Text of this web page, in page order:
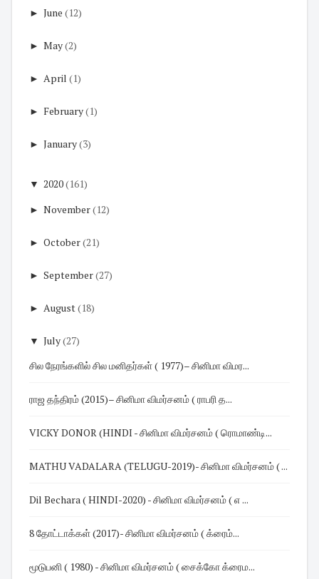
► June (12)
► May(2)
► April (1)
► February(1)
► January(3)
▼ 2020(161)
► November(12)
► October(21)
► September(27)
► August(18)
▼ July(27)
சில நேரங்களில் சில மனிதர்கள் ( 1977)– சினிமா விமர...
ராஜ தந்திரம் (2015)– சினிமா விமர்சனம் ( ராபரி த...
VICKY DONOR (HINDI - சினிமா விமர்சனம் ( ரொமாண்டி...
MATHU VADALARA (TELUGU-2019)- சினிமா விமர்சனம் ( ...
Dil Bechara ( HINDI-2020) - சினிமா விமர்சனம் ( எ ...
8 தோட்டாக்கள் (2017)- சினிமா விமர்சனம் ( க்ரைம்...
மூடுபனி ( 1980) - சினிமா விமர்சனம் ( சைக்கோ க்ரைம...